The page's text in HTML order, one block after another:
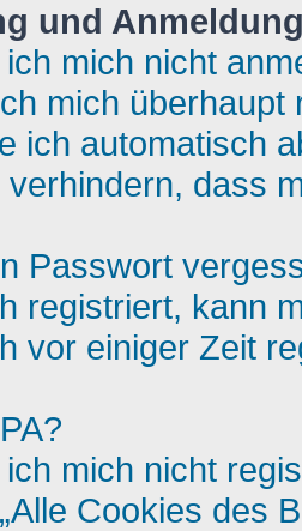
und
mich nicht
mich überhaupt
ich automatisch
dass
Passwort
registriert, kann
vor einiger Zeit
mich nicht
Cookies des